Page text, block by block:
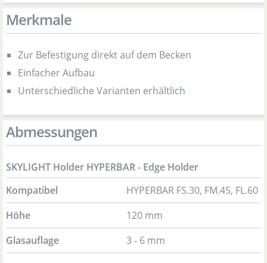
Merkmale
Zur Befestigung direkt auf dem Becken
Einfacher Aufbau
Unterschiedliche Varianten erhältlich
Abmessungen
SKYLIGHT Holder HYPERBAR - Edge Holder
Kompatibel
HYPERBAR FS.30, FM.45, FL.60
Höhe
120 mm
Glasauflage
3 - 6 mm